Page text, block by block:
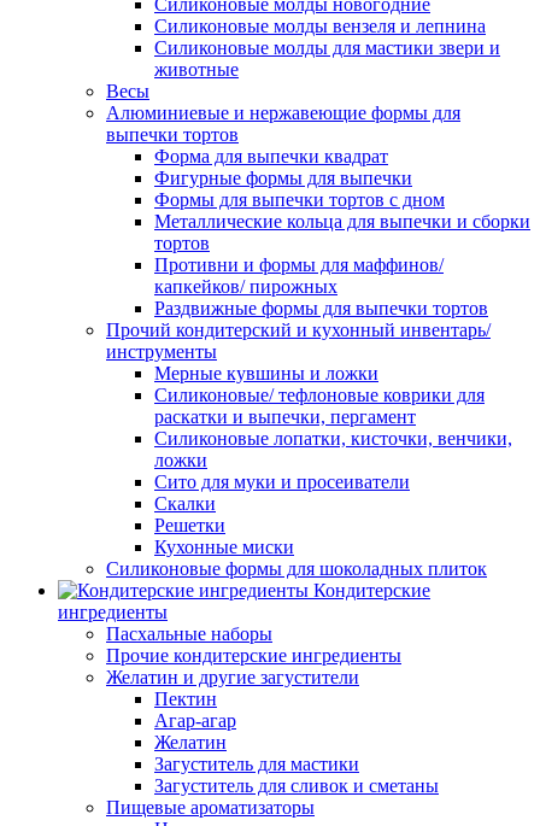
Силиконовые молды новогодние
Силиконовые молды вензеля и лепнина
Силиконовые молды для мастики звери и
животные
Весы
Алюминиевые и нержавеющие формы для
выпечки тортов
Форма для выпечки квадрат
Фигурные формы для выпечки
Формы для выпечки тортов с дном
Металлические кольца для выпечки и сборки
тортов
Противни и формы для маффинов/
капкейков/ пирожных
Раздвижные формы для выпечки тортов
Прочий кондитерский и кухонный инвентарь/
инструменты
Мерные кувшины и ложки
Силиконовые/ тефлоновые коврики для
раскатки и выпечки, пергамент
Силиконовые лопатки, кисточки, венчики,
ложки
Сито для муки и просеиватели
Скалки
Решетки
Кухонные миски
Силиконовые формы для шоколадных плиток
Кондитерские
ингредиенты
Пасхальные наборы
Прочие кондитерские ингредиенты
Желатин и другие загустители
Пектин
Агар-агар
Желатин
Загуститель для мастики
Загуститель для сливок и сметаны
Пищевые ароматизаторы